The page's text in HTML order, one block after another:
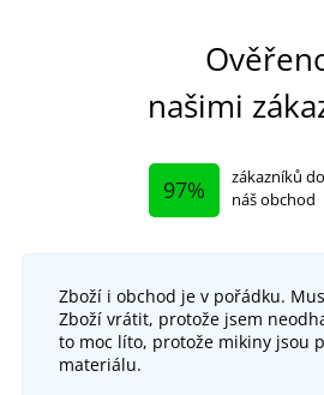
Dámská mikina na zip s
našimi
97%
zákazníků
náš obchod
Zboží i obchod je v pořádku.
Zboží vrátit, protože jsem
to moc líto, protože mikiny jsou
materiálu.